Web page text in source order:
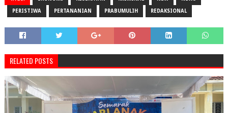
PERISTIWA PERTANANIAN PRABUMULIH REDAKSIONAL
RELATED POSTS